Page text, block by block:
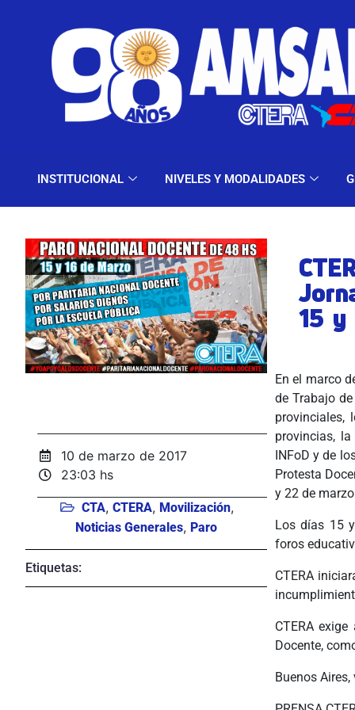
INSTITUCIONAL NIVELES Y MODALIDADES
INSTITUCIONAL
10 de marzo de 2017
23:03 hs
CTA, CTERA, Movilización,
Noticias Generales, Paro
Etiquetas:
15 y
En el marco
de Trabajo
provinciales,
provincias,
INFoD y de
Protesta
y 22 de
Los días 15
foros
CTERA
CTERA
Docente,
Buenos